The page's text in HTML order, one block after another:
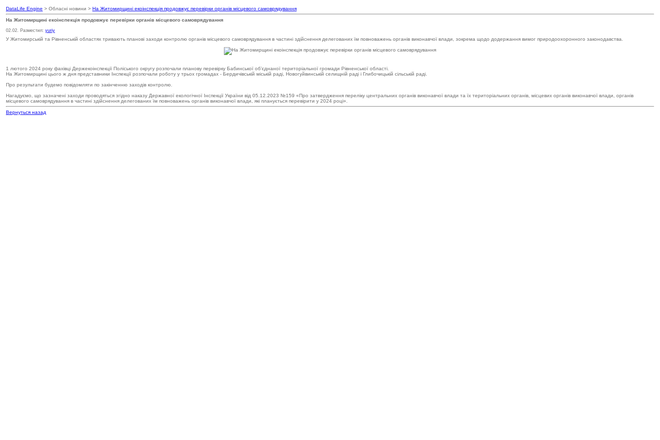
DataLife Engine > Обласні новини > На Житомирщині екоінспекція продовжує перевірки органів місцевого самоврядування
На Житомирщині екоінспекція продовжує перевірки органів місцевого самоврядування
02.02. Разместил: yuriy
У Житомирській та Рівненській областях тривають планові заходи контролю органів місцевого самоврядування в частині здійснення делегованих їм повноважень органів виконавчої влади, зокрема щодо додержання вимог природоохоронного законодавства.
1 лютого 2024 року фахівці Держекоінспекції Поліського округу розпочали планову перевірку Бабинської об’єднаної територіальної громади Рівненської області.
На Житомирщині цього ж дня представники Інспекції розпочали роботу у трьох громадах - Бердичівській міській раді, Новогуйвинській селищній раді і Глибочицькій сільській раді.
Про результати будемо повідомляти по закінченню заходів контролю.
Нагадуємо, що зазначені заходи проводяться згідно наказу Державної екологічної Інспекції України від 05.12.2023 №159 «Про затвердження переліку центральних органів виконавчої влади та їх територіальних органів, місцевих органів виконавчої влади, органів
місцевого самоврядування в частині здійснення делегованих їм повноважень органів виконавчої влади, які планується перевірити у 2024 році».
Вернуться назад